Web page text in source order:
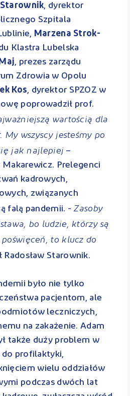
Starownik, dyrektor
Szpitala
Marzena Strok-
Klastra Lubelska
, prezes zarządu
Zdrowia w Opolu
Kos, dyrektor SPZOZ w
poprowadził prof.
wartością dla
wszyscy jesteśmy po
jak najlepiej –
Prelegenci
kadrowych,
związanych
falą pandemii. - Zasoby
bo ludzie, którzy są
to klucz do
Radosław Starownik.
było nie tylko
pacjentom, ale
leczniczych,
na zakażenie. Adam
także duży problem w
profilaktyki,
wielu oddziałów
podczas dwóch lat